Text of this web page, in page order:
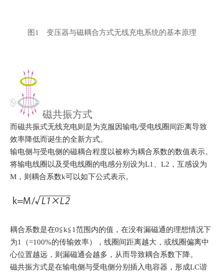
图1 变压器与磁耦合方式无线充电系统的基本原理
磁共振方式
而磁共振式无线充电则是为克服因输电/受电线圈间距离导致
效率降低而诞生的全新方式。
输电侧与受电侧的磁耦合程度以被称为耦合系数的数值表示。
将输电线圈以及受电线圈的电感分别设为L1、L2，互感设为
M，则耦合系数k可以如下公式表示。
耦合系数是在0≦k≦1范围内的值，在没有漏磁通的理想情况下
为1（=100%的传输效率），线圈间距离越大，或线圈偏离中
心位置越远，则漏磁通会越多，从而导致耦合系数下降。
磁共振方式是在输电侧与受电侧分别插入电容器，形成LC谐